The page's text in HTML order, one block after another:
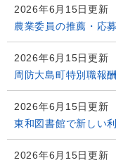
2026年6月15日更新
農業委員の推薦・応
2026年6月15日更新
周防大島町特別職報
2026年6月15日更新
東和図書館で新しい
2026年6月15日更新